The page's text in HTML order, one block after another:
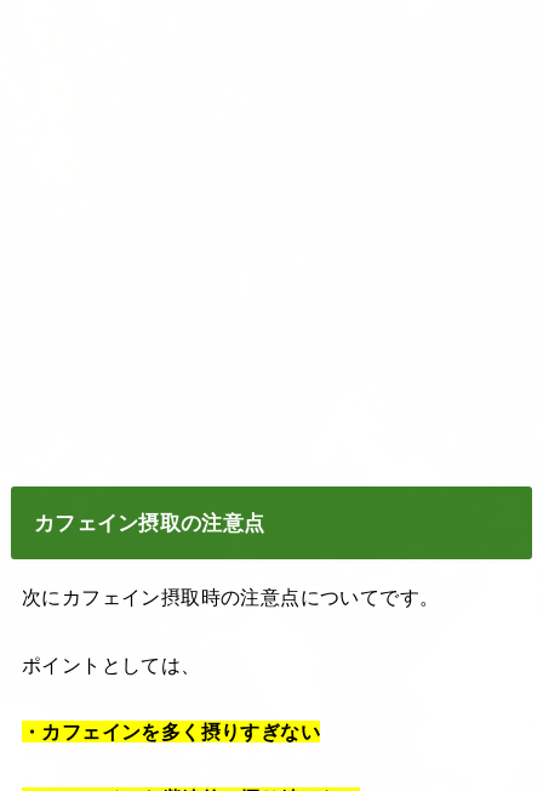
カフェイン摂取の注意点
次にカフェイン摂取時の注意点についてです。
ポイントとしては、
・カフェインを多く摂りすぎない